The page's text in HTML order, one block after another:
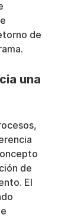
de
una
de
El